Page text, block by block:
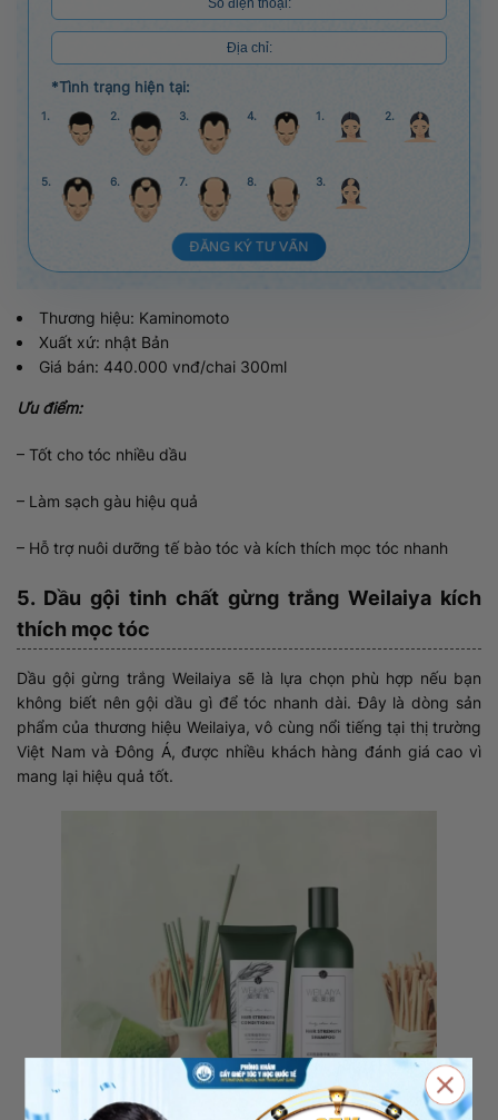
*Tình trạng hiện tại:
1. 2. 3. 4. 1. 2.
5. 6. 7. 8. 3.
ĐĂNG KÝ TƯ VẤN
Thương hiệu: Kaminomoto
Xuất xứ: nhật Bản
Giá bán: 440.000 vnđ/chai 300ml
Ưu điểm:
– Tốt cho tóc nhiều dầu
– Làm sạch gàu hiệu quả
– Hỗ trợ nuôi dưỡng tế bào tóc và kích thích mọc tóc nhanh
5. Dầu gội tinh chất gừng trắng Weilaiya kích
thích mọc tóc
Dầu gội gừng trắng Weilaiya sẽ là lựa chọn phù hợp nếu bạn
không biết nên gội dầu gì để tóc nhanh dài. Đây là dòng sản
phẩm của thương hiệu Weilaiya, vô cùng nổi tiếng tại thị trường
Việt Nam và Đông Á, được nhiều khách hàng đánh giá cao vì
mang lại hiệu quả tốt.